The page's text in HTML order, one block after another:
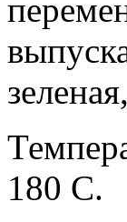
180 С.